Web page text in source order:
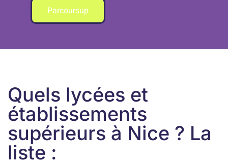
Parcoursup
Quels lycées et
établissements
supérieurs à Nice ? La
liste :